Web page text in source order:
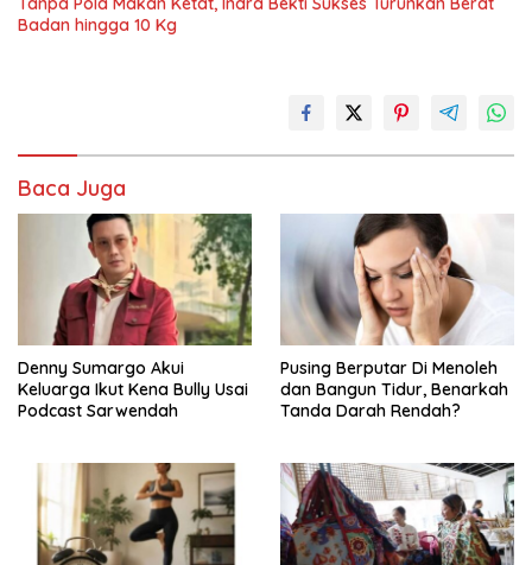
Badan hingga 10 Kg
Baca Juga
Denny Sumargo Akui
Keluarga Ikut Kena Bully Usai
Podcast Sarwendah
Pusing Berputar Di Menoleh
dan Bangun Tidur, Benarkah
Tanda Darah Rendah?